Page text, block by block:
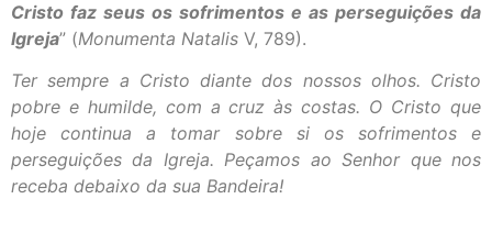
Cristo faz seus os sofrimentos e as perseguições da
Igreja” (Monumenta Natalis V, 789).
Ter sempre a Cristo diante dos nossos olhos. Cristo
pobre e humilde, com a cruz às costas. O Cristo que
hoje continua a tomar sobre si os sofrimentos e
perseguições da Igreja. Peçamos ao Senhor que nos
receba debaixo da sua Bandeira!